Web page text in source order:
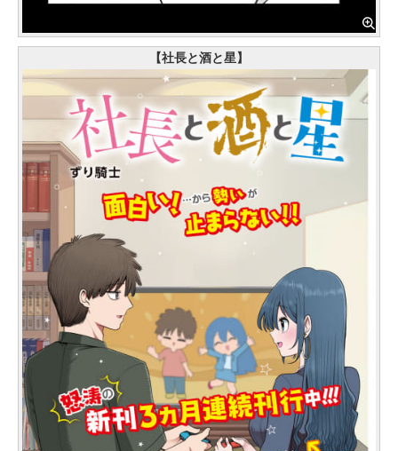
【社長と酒と星】